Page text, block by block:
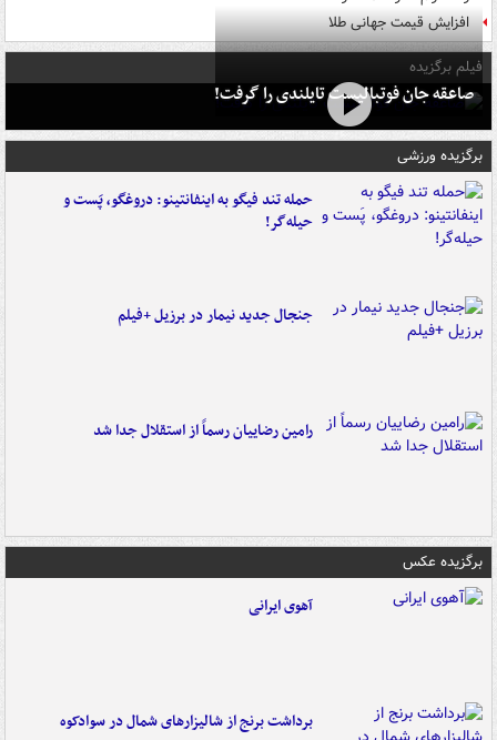
افزایش قیمت جهانی طلا
فیلم برگزیده
صاعقه جان فوتبالیست تایلندی را گرفت!
برگزیده ورزشی
حمله تند فیگو به اینفانتینو: دروغگو، پَست‌ و
حیله‌گر!
جنجال جدید نیمار در برزیل +فیلم
رامین رضاییان رسماً از استقلال جدا شد
برگزیده عکس
آهوی ایرانی
برداشت برنج از شالیزارهای شمال در سوادکوه